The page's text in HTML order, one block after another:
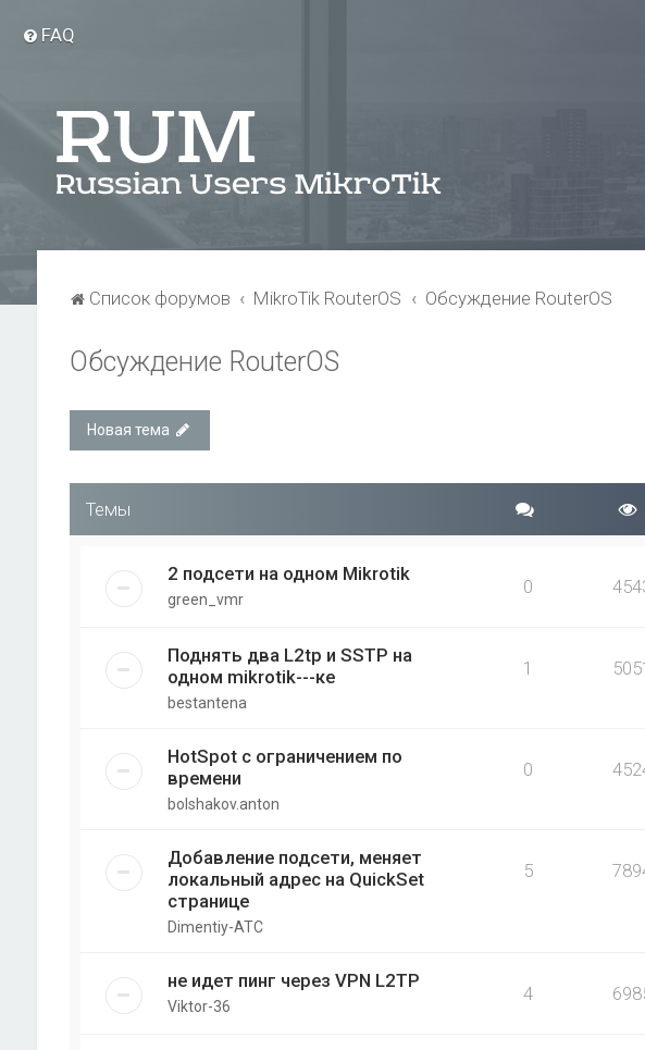
FAQ
Список форумов MikroTik RouterOS Обсуждение RouterOS
Обсуждение RouterOS
Новая тема
Темы
2 подсети на одном Mikrotik
green_vmr
0
Поднять два L2tp и SSTP на
одном mikrotik---ке
bestantena
1
HotSpot с ограничением по
времени
bolshakov.anton
0
Добавление подсети, меняет
локальный адрес на QuickSet
странице
Dimentiy-ATC
5
не идет пинг через VPN L2TP
Viktor-36
4